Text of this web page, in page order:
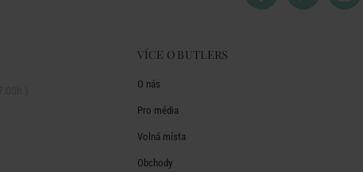
VÍCE O BUTLERS
O nás
Pro média
Volná místa
Obchody